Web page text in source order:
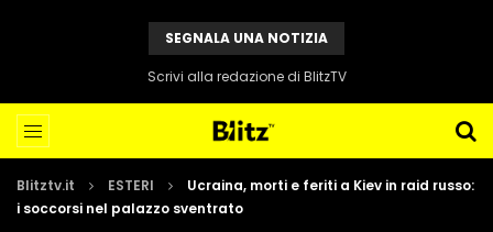
SEGNALA UNA NOTIZIA
Scrivi alla redazione di BlitzTV
Blitztv.it ESTERI
Ucraina, morti e feriti a Kiev in raid russo:
i soccorsi nel palazzo sventrato